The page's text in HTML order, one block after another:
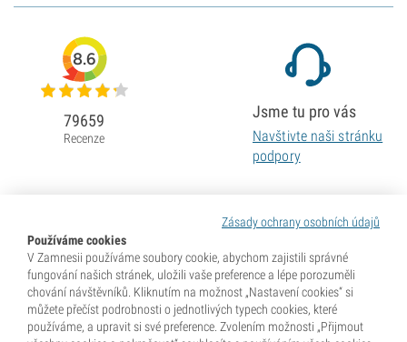
Zásady ochrany osobních údajů
Používáme cookies
V Zamnesii používáme soubory cookie, abychom zajistili správné
fungování našich stránek, uložili vaše preference a lépe porozuměli
chování návštěvníků. Kliknutím na možnost „Nastavení cookies“ si
můžete přečíst podrobnosti o jednotlivých typech cookies, které
používáme, a upravit si své preference. Zvolením možnosti „Přijmout
8.6
79659
Recenze
Jsme tu pro vás
Navštivte naši stránku
podpory